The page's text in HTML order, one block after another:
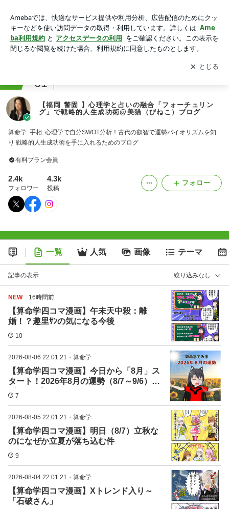
略的人生成功術@美猫（びねこ）ブログ
アプリをダウンロードして ブログの更新通知
を受け取りまし
ょう。
開く
61
【福岡 警固 】心理学と占いの融合「フォーチュリン
グ」で戦略的人生成功術@美猫（びねこ）ブログ
算命学･手相･心理学で自分SWOT分析！古代の叡智で運勢バイオリズムを知
り 戦略的人生成功術を手に入れるためのブログ
有料プラン会員
2.4k
フォロワー
4.3k
投稿
フォロー
一覧 人気 画像 テーマ
記事の表示 絞り込みなし
NEW 16時間前
【算命学四コマ漫画】午未天中殺：離
婚！？趣里ｻﾝの気になる今後
10
2026-08-06 22:01:21 ・ 算命学
【算命学四コマ漫画】今日から「8月」ス
タート！2026年8月の運勢（8/7～9/6）
《まとめ》
7
2026-08-05 22:01:21 ・ 算命学
【算命学四コマ漫画】明日（8/7）立秋な
のになぜか立夏が落ち込む件
9
2026-08-04 22:01:21 ・ 算命学
【算命学四コマ漫画】Xトレンド入り～
「石破さん」